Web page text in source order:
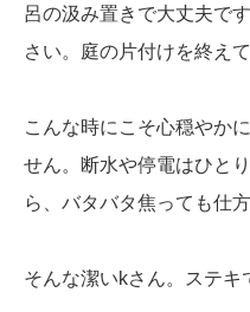
呂の汲み置きで大丈夫で
さい。庭の片付けを終え
こんな時にこそ心穏やか
せん。断水や停電はひと
ら、バタバタ焦っても仕方
そんな潔いkさん。ステキ